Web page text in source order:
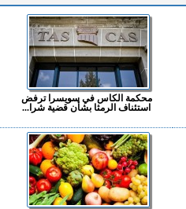
محكمة الكاس في سويسرا ترفض
استئناف الرمثا بشأن قضية شرا...